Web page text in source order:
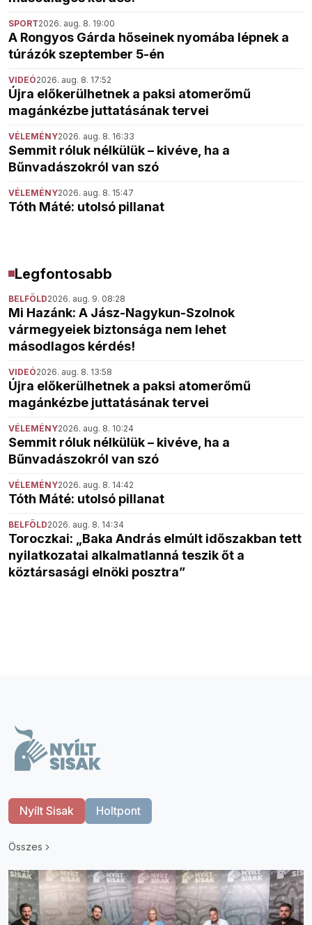
SPORT2026. aug. 8. 19:00
A Rongyos Gárda hőseinek nyomába lépnek a
túrázók szeptember 5-én
VIDEÓ2026. aug. 8. 17:52
Újra előkerülhetnek a paksi atomerőmű
magánkézbe juttatásának tervei
VÉLEMÉNY2026. aug. 8. 16:33
Semmit róluk nélkülük – kivéve, ha a
Bűnvadászokról van szó
VÉLEMÉNY2026. aug. 8. 15:47
Tóth Máté: utolsó pillanat
Legfontosabb
BELFÖLD2026. aug. 9. 08:28
Mi Hazánk: A Jász-Nagykun-Szolnok
vármegyeiek biztonsága nem lehet
másodlagos kérdés!
VIDEÓ2026. aug. 8. 13:58
Újra előkerülhetnek a paksi atomerőmű
magánkézbe juttatásának tervei
VÉLEMÉNY2026. aug. 8. 10:24
Semmit róluk nélkülük – kivéve, ha a
Bűnvadászokról van szó
VÉLEMÉNY2026. aug. 8. 14:42
Tóth Máté: utolsó pillanat
BELFÖLD2026. aug. 8. 14:34
Toroczkai: „Baka András elmúlt időszakban tett
nyilatkozatai alkalmatlanná teszik őt a
köztársasági elnöki posztra”
Nyílt Sisak Holtpont
Összes